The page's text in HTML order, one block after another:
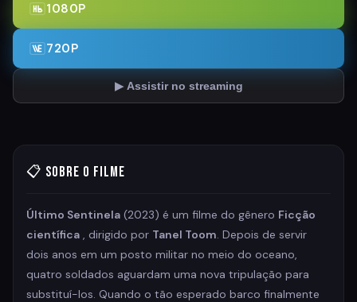
1080P
720P
▶ Assistir no streaming
📋 Sobre o Filme
Último Sentinela (2023) é um filme do gênero Ficção
científica , dirigido por Tanel Toom. Depois de servir
dois anos em um posto militar no meio do oceano,
quatro soldados aguardam uma nova tripulação para
substituí-los. Quando o tão esperado barco finalmente